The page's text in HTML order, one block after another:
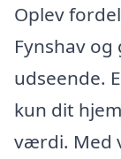
Oplev
Fynshav
udseende.
kun dit
værdi. Med